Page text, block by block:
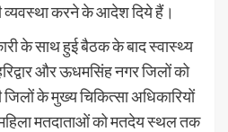
व्यवस्था करने के आदेश दिये हैं।
के साथ हुई बैठक के बाद स्वास्थ्य
और ऊधमसिंह नगर जिलों को
के मुख्य चिकित्सा अधिकारियों
महिला मतदाताओं को मतदेय स्थल तक